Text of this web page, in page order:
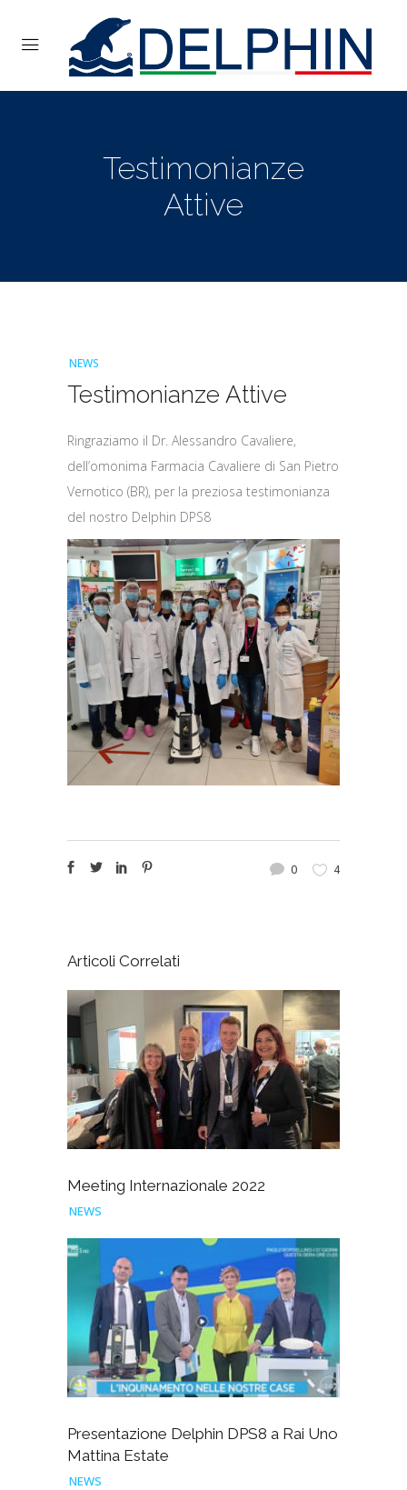
Testimonianze
Attive
NEWS
Testimonianze Attive
Ringraziamo il Dr. Alessandro Cavaliere,
dell’omonima Farmacia Cavaliere di San Pietro
Vernotico (BR), per la preziosa testimonianza
del nostro Delphin DPS8
0 4
Articoli Correlati
Meeting Internazionale 2022
NEWS
Presentazione Delphin DPS8 a Rai Uno
Mattina Estate
NEWS